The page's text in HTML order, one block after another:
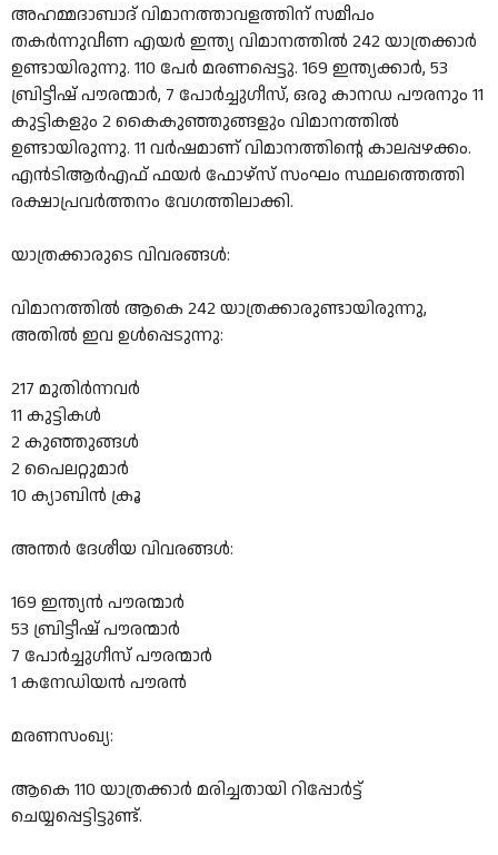
അഹമ്മദാബാദ് വിമാനത്താവളത്തിന് സമീപം
തകർന്നുവീണ എയർ ഇന്ത്യ വിമാനത്തിൽ 242 യാത്രക്കാർ
ഉണ്ടായിരുന്നു. 110 പേർ മരണപ്പെട്ടു. 169 ഇന്ത്യക്കാർ, 53
ബ്രിട്ടീഷ് പൗരന്മാർ, 7 പോർച്ചുഗീസ്, ഒരു കാനഡ പൗരനും 11
കുട്ടികളും 2 കൈകുഞ്ഞുങ്ങളും വിമാനത്തിൽ
ഉണ്ടായിരുന്നു. 11 വർഷമാണ് വിമാനത്തിന്റെ കാലപ്പഴക്കം.
എൻടിആർഎഫ് ഫയർ ഫോഴ്‌സ് സംഘം സ്ഥലത്തെത്തി
രക്ഷാപ്രവർത്തനം വേഗത്തിലാക്കി.
യാത്രക്കാരുടെ വിവരങ്ങൾ:
വിമാനത്തിൽ ആകെ 242 യാത്രക്കാരുണ്ടായിരുന്നു,
അതിൽ ഇവ ഉൾപ്പെടുന്നു:
217 മുതിർന്നവർ
11 കുട്ടികൾ
2 കുഞ്ഞുങ്ങൾ
2 പൈലറ്റുമാർ
10 ക്യാബിൻ ക്രൂ
അന്തർ ദേശീയ വിവരങ്ങൾ:
169 ഇന്ത്യൻ പൗരന്മാർ
53 ബ്രിട്ടീഷ് പൗരന്മാർ
7 പോർച്ചുഗീസ് പൗരന്മാർ
1 കനേഡിയൻ പൗരൻ
മരണസംഖ്യ:
ആകെ 110 യാത്രക്കാർ മരിച്ചതായി റിപ്പോർട്ട്
ചെയ്യപ്പെട്ടിട്ടുണ്ട്.